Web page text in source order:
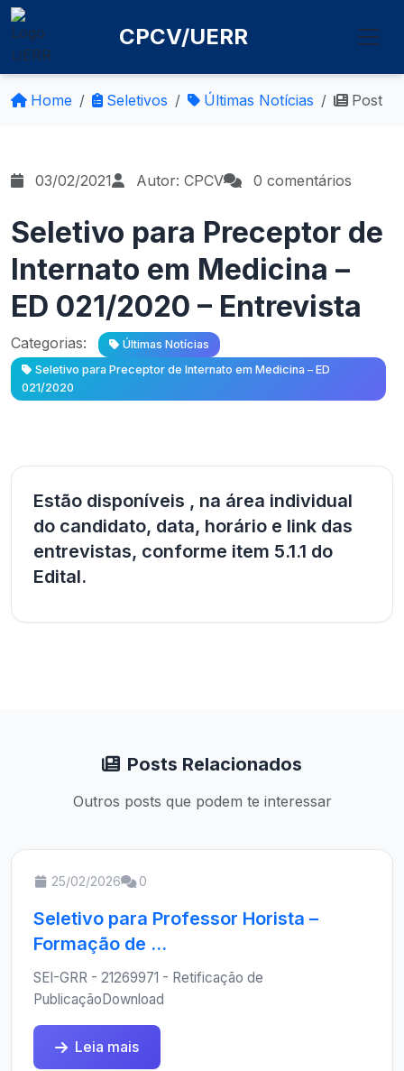
CPCV/UERR
Home Seletivos Últimas Notícias Post
03/02/2021 Autor: CPCV 0 comentários
Seletivo para Preceptor de
Internato em Medicina –
ED 021/2020 – Entrevista
Categorias:
Últimas Notícias
Seletivo para Preceptor de Internato em Medicina – ED
021/2020
Estão disponíveis , na área individual
do candidato, data, horário e link das
entrevistas, conforme item 5.1.1 do
Edital.
Posts Relacionados
Outros posts que podem te interessar
25/02/2026 0
Seletivo para Professor Horista –
Formação de ...
SEI-GRR - 21269971 - Retificação de
PublicaçãoDownload
Leia mais